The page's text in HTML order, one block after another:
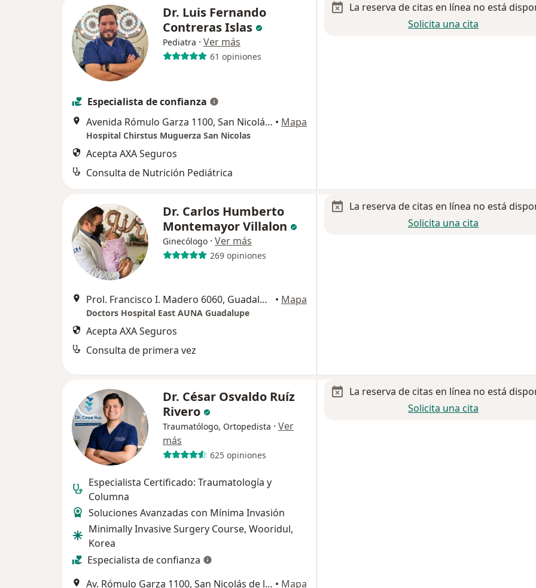
Dr. Luis Fernando
Contreras Islas
Pediatra · Ver más
61 opiniones
Especialista de confianza
Avenida Rómulo Garza 1100, San Nicolás de los Garza • Mapa
Hospital Chirstus Muguerza San Nicolas
Acepta AXA Seguros
Consulta de Nutrición Pediátrica
La reserva de citas en línea no está
Solicita una cita
Dr. Carlos Humberto
Montemayor Villalon
Ginecólogo · Ver más
269 opiniones
Prol. Francisco I. Madero 6060, Guadalupe • Mapa
Doctors Hospital East AUNA Guadalupe
Acepta AXA Seguros
Consulta de primera vez
La reserva de citas en línea no está
Solicita una cita
Dr. César Osvaldo Ruíz
Rivero
Traumatólogo, Ortopedista · Ver
más
625 opiniones
Especialista Certificado: Traumatología y
Columna
Soluciones Avanzadas con Mínima Invasión
Minimally Invasive Surgery Course, Wooridul,
Korea
Especialista de confianza
Av. Rómulo Garza 1100, San Nicolás de los Garza • Mapa
La reserva de citas en línea no está
Solicita una cita